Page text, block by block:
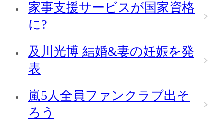
家事支援サービスが国家資格
に?
及川光博 結婚&妻の妊娠を発
表
嵐5人全員ファンクラブ出そ
ろう